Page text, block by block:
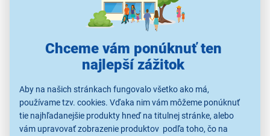
Chceme vám ponúknuť ten
najlepší zážitok
Aby na našich stránkach fungovalo všetko ako má,
používame tzv. cookies. Vďaka nim vám môžeme ponúknuť
tie najhľadanejšie produkty hneď na titulnej stránke, alebo
vám upravovať zobrazenie produktov podľa toho, čo na
Na výhru sa nevzťahujú ustanovenia § 612 až 627
Občianskeho zákonníka.
6. Spracúvanie osobných údajov
meno, priezvisko alebo prezývka,
profilová fotografia,